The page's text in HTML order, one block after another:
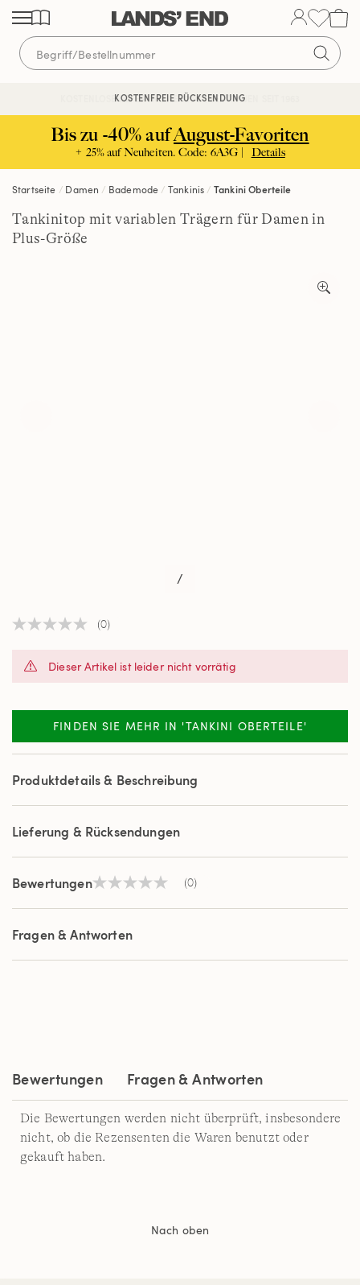
Direkt
zum
Inhalt
Direkt
zur
Navigation
Direkt
zur
Suche
KOSTENLOSE LIEFERUNG AB 120€ | VERTRAUEN SEIT 1963
KOSTENFREIE RÜCKSENDUNG
Bis zu -40% aufAugust-Favoriten
+ 25% auf Neuheiten. Code: 6A3G | Details
Startseite Damen Bademode Tankinis Tankini Oberteile
Tankinitop mit variablen Trägern für Damen in
Plus-Größe
/
Kein
auf
(0)
Dieser Artikel ist leider nicht vorrätig
FINDEN SIE MEHR IN 'TANKINI OBERTEILE'
Produktdetails & Beschreibung
Lieferung & Rücksendungen
BewertungenKein
Link
derselben
(0)
Fragen & Antworten
Bewertungen Fragen & Antworten
Die Bewertungen werden nicht überprüft, insbesondere
nicht, ob die Rezensenten die Waren benutzt oder
gekauft haben.
Nach oben